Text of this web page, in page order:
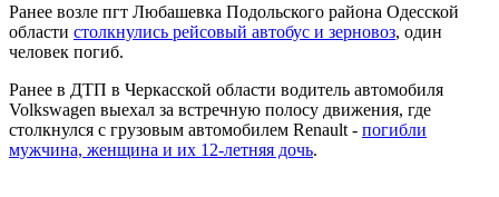
Ранее возле пгт Любашевка Подольского района Одесской
области столкнулись рейсовый автобус и зерновоз, один
человек погиб.
Ранее в ДТП в Черкасской области водитель автомобиля
Volkswagen выехал за встречную полосу движения, где
столкнулся с грузовым автомобилем Renault - погибли
мужчина, женщина и их 12-летняя дочь.